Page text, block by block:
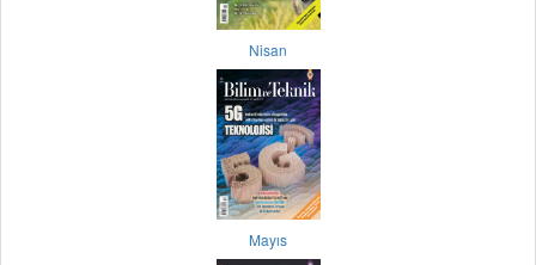
Nisan
Mayıs